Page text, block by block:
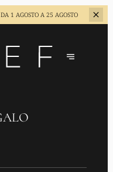
DA 1 AGOSTO A 25 AGOSTO